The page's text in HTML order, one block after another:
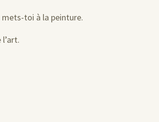
toi à la peinture.